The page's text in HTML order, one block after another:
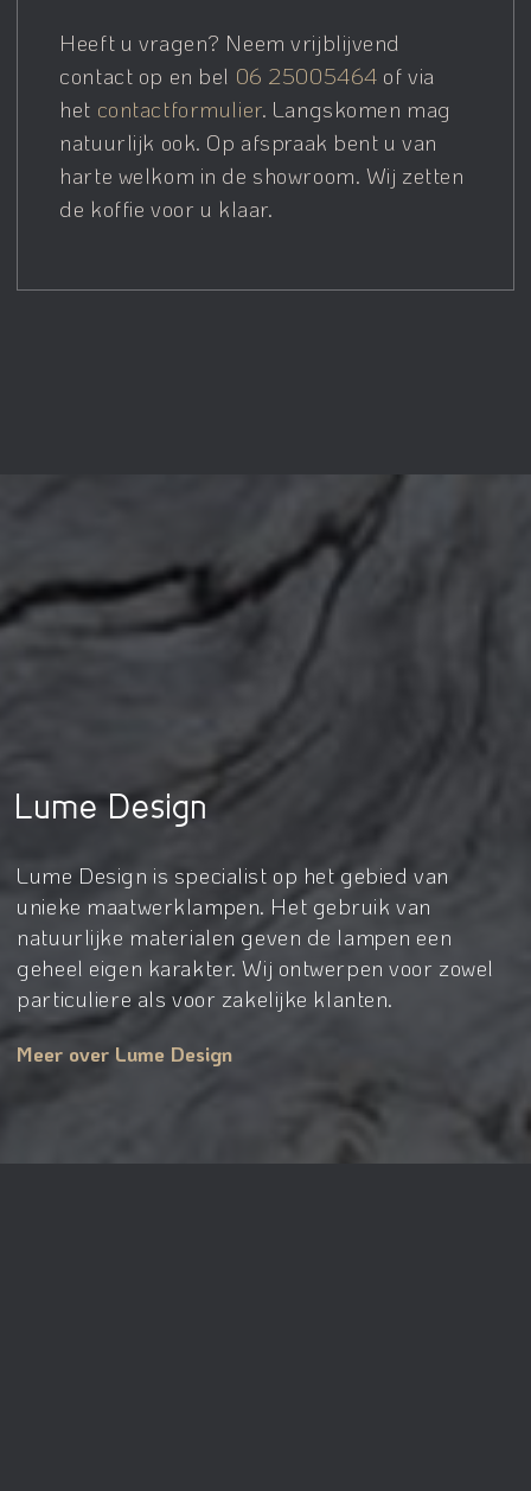
Heeft u vragen? Neem vrijblijvend
contact op en bel 06 25005464 of via
het contactformulier. Langskomen mag
natuurlijk ook. Op afspraak bent u van
harte welkom in de showroom. Wij zetten
de koffie voor u klaar.
Lume Design
Lume Design is specialist op het gebied van
unieke maatwerklampen. Het gebruik van
natuurlijke materialen geven de lampen een
geheel eigen karakter. Wij ontwerpen voor zowel
particuliere als voor zakelijke klanten.
Meer over Lume Design